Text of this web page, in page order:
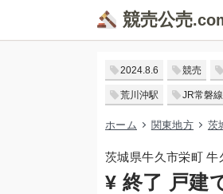
競売公売
2024.8.6 競売
荒川沖駅 JR常磐線
ホーム 関東地方 茨
茨城県牛久市栄町
¥ 終了 戸建